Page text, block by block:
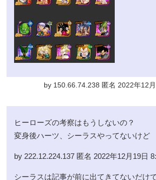
by 150.66.74.238 匿名 2022年12
ヒーローズの考察はもうしないの？
変身後ハーツ、シーラスやってないけど
by 222.12.224.137 匿名 2022年12月19日
シーラスは記事が前に出てきてないだけ